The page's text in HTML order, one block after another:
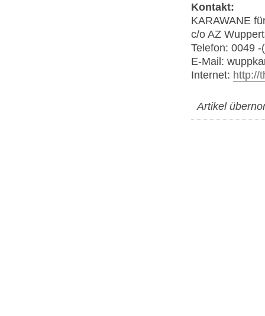
Kontakt:
KARAWANE
c/o AZ
Telefon: 0049
E-Mail:
Internet: http://
Artikel